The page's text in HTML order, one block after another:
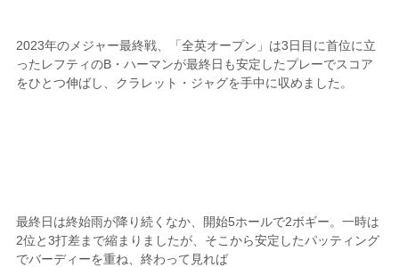
2023年のメジャー最終戦、「全英オープン」は3日目に首位に立
ったレフティのB・ハーマンが最終日も安定したプレーでスコア
をひとつ伸ばし、クラレット・ジャグを手中に収めました。
最終日は終始雨が降り続くなか、開始5ホールで2ボギー。一時は
2位と3打差まで縮まりましたが、そこから安定したパッティング
でバーディーを重ね、終わって見れば